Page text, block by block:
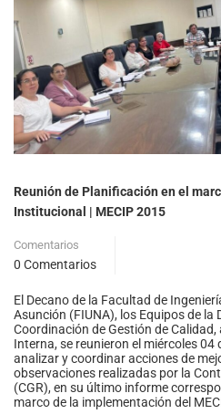
Reunión de Planificación en el
Institucional | MECIP 2015
Comentarios
0 Comentarios
El Decano de la Facultad de
Asunción (FIUNA), los Equipos de la
Coordinación de Gestión de
Interna, se reunieron el miércoles 04
analizar y coordinar acciones de
observaciones realizadas por la
(CGR), en su último informe
marco de la implementación del